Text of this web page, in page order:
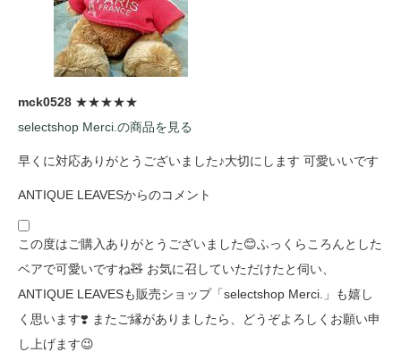
mck0528 ★★★★★
selectshop Merci.の商品を見る
早くに対応ありがとうございました♪大切にします 可愛いいです
ANTIQUE LEAVESからのコメント
この度はご購入ありがとうございました😊ふっくらころんとした
ベアで可愛いですね🧸 お気に召していただけたと伺い、
ANTIQUE LEAVESも販売ショップ「selectshop Merci.」も嬉し
く思います❣️ またご縁がありましたら、どうぞよろしくお願い申
し上げます😉